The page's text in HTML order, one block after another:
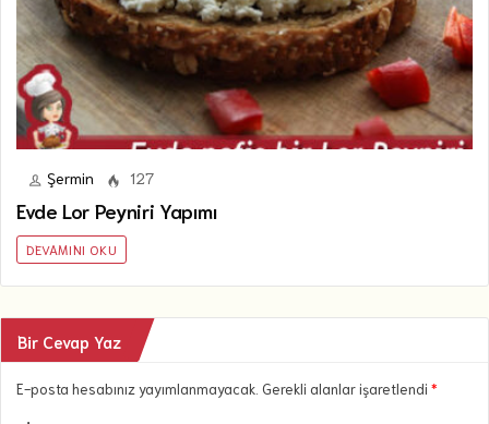
Şermin 127
Evde Lor Peyniri Yapımı
DEVAMINI OKU
Bir Cevap Yaz
E-posta hesabınız yayımlanmayacak. Gerekli alanlar işaretlendi *